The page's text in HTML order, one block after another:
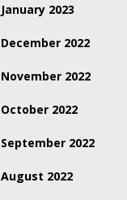
January 2023
December 2022
November 2022
October 2022
September 2022
August 2022